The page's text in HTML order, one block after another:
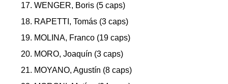
17. WENGER, Boris (5 caps)
18. RAPETTI, Tomás (3 caps)
19. MOLINA, Franco (19 caps)
20. MORO, Joaquín (3 caps)
21. MOYANO, Agustín (8 caps)